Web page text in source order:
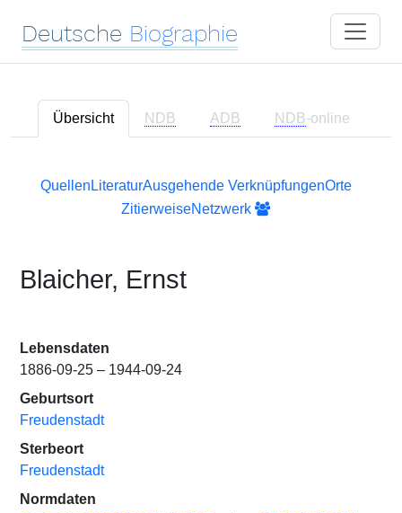
Deutsche Biographie
Übersicht NDB ADB NDB-online
Quellen LiteraturAusgehende VerknüpfungenOrte
ZitierweiseNetzwerk
Blaicher, Ernst
Lebensdaten
1886-09-25 – 1944-09-24
Geburtsort
Freudenstadt
Sterbeort
Freudenstadt
Normdaten